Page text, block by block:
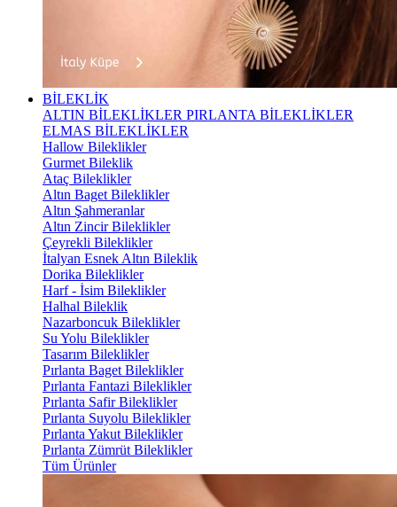
BİLEKLİK
ALTIN BİLEKLİKLER PIRLANTA BİLEKLİKLER
ELMAS BİLEKLİKLER
Hallow Bileklikler
Gurmet Bileklik
Ataç Bileklikler
Altın Baget Bileklikler
Altın Şahmeranlar
Altın Zincir Bileklikler
Çeyrekli Bileklikler
İtalyan Esnek Altın Bileklik
Dorika Bileklikler
Harf - İsim Bileklikler
Halhal Bileklik
Nazarboncuk Bileklikler
Su Yolu Bileklikler
Tasarım Bileklikler
Pırlanta Baget Bileklikler
Pırlanta Fantazi Bileklikler
Pırlanta Safir Bileklikler
Pırlanta Suyolu Bileklikler
Pırlanta Yakut Bileklikler
Pırlanta Zümrüt Bileklikler
Tüm Ürünler